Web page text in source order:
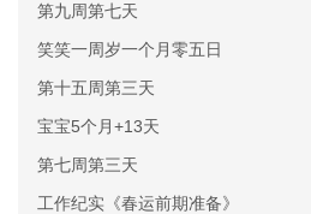
第九周第七天
笑笑一周岁一个月零五日
第十五周第三天
宝宝5个月+13天
第七周第三天
工作纪实《春运前期准备》